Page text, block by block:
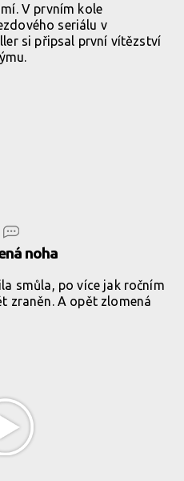
V prvním kole
seriálu v
si připsal první vítězství
noha
smůla, po více jak ročním
zraněn. A opět zlomená